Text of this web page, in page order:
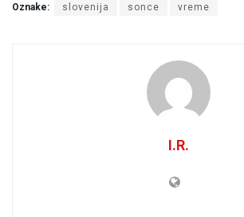
Oznake: slovenija sonce vreme
I.R.